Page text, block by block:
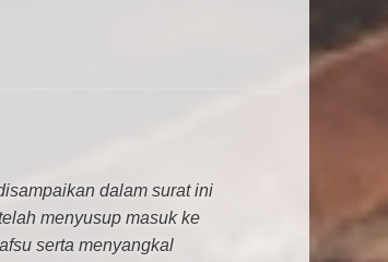
dalam surat ini
menyusup masuk ke
serta menyangkal